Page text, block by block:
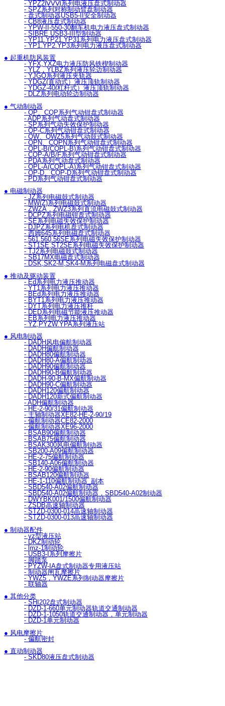
- YPZ2ⅣⅤⅥ系列电液压盘式制动器
- SPZ系列对称制动臂盘制动器
- 盘式制动器USB5-II安全制动器
- CB8液压盘式制动器
- YPW-II-550-30翻车机电力液压盘式制动器
- SIBRE USB3-III型制动器
- YP11.YP21.YP31系列电力液压盘式制动器
- YP1.YP2.YP3系列电力液压盘式制动器
● 起重机防风装置
- YFX,YXZ电力液压防风铁楔制动器
- YLZ，YLBZ系列液压轮边制动器
- YJGQ系列液压夹轨器
- YDGZ(直动式）液压顶轨制动器
- YDGZ-40(杠杆式）液压顶轨制动器
- DLZ系列电动轮边制动器
● 气动制动器
- QP、CQP系列气动钳盘式制动器
- ADP系列气动盘式制动器
- SP系列气动失效保护制动器
- QP-C系列气动钳盘式制动器
- QW、QWZ5系列气动鼓式制动器
- QPN、CQPN系列气动钳盘式制动器
- QPL-B(CQPL-B)系列气动钳盘式制动器
- CQP-A/B/F系列气动钳盘式制动器
- PDA系列气动盘式制动器
- QPL-A(CQPL-A)系列气动钳盘式制动器
- QP-D、CQP-D系列气动钳盘式制动器
- PD系列气动钳盘式制动器
● 电磁制动器
- JZ系列电磁鼓式制动器
- MW(Z)系列电磁鼓式制动器
- ZWZA，ZWZ3系列直流电磁鼓式制动器
- DCPZ系列电磁钳盘式制动器
- SE系列电磁失效保护制动器
- DJPZ系列电机盘式制动器
- 西姆645系列电磁盘式制动器
- 561.560.56SE系列电磁失效保护制动器
- ST1SE,ST2SE系列电磁失效保护制动器
- TJ2系列电磁鼓式制动器
- SB17MX电磁盘式制动器
- DSK,SK2-M,SK4-M系列电磁盘式制动器
● 推动及驱动装置
- Ed系列电力液压推动器
- YT1系列电力液压推动器
- BEd系列电力液压推动器
- BYT1系列电力液压推动器
- DYT系列电力液压推杆
- DED系列电磁节能液压推动器
- EB系列电力液压推动器
- YZ,PYZW.YPA系列液压站
● 风电制动器
- DADH风电偏航制动器
- DADH偏航制动器
- DADH80偏航制动器
- DADH80-A偏航制动器
- DADH90偏航制动器
- DADH90-B偏航制动器
- DADH-90-B-MX偏航制动器
- DADH90-C偏航制动器
- DADH120偏航制动器
- DADH120新式偏航制动器
- ADH偏航制动器
- HE-2-90/31偏航制动器
- 主轴制动器XE82-HE-2-90/19
- 偏航制动器CE82-2000
- 偏航制动器XE96-2000
- BSAB90偏航制动器
- BSAB75偏航制动器
- BSAK300风电偏航制动器
- SB200-A09偏航制动器
- HE-2-75偏航制动器
- SB140-A06偏航制动器
- HE-2-90偏航制动器
- BSAB120偏航制动器
- HE-1-110偏航制动器_副本
- SBD540-A02偏航制动器
- SBD540-A02偏航制动器，SBD540-A02制动器
- DWYBK001/1500偏航制动器
- ZSDB高速轴制动器
- STZD-0300-014高速轴制动器
- STZD-0300-013高速轴制动器
● 制动器配件
- yz型液压站
- DKZ制动轮
- lmz-1制动轮
- USB3-I系列摩擦片
- 脚踏泵
- PYZW-IA盘式制动器专用液压站
- 制动器闸瓦摩擦片
- YWZ5，YWZE系列制动器摩擦片
- 联轴器
● 其他分类
- SHI202盘式制动器
- DZD-1-660单元制动器轨道交通制动器
- DZD-1-1050轨道交通制动器，单元制动器
- DZD-1单元制动器
● 风电摩擦片
- 偏航密封
● 直动制动器
- SKD80液压盘式制动器